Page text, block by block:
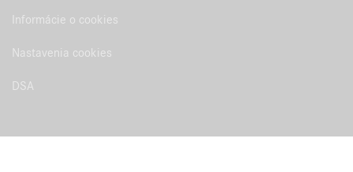
Informácie o cookies
Nastavenia cookies
DSA